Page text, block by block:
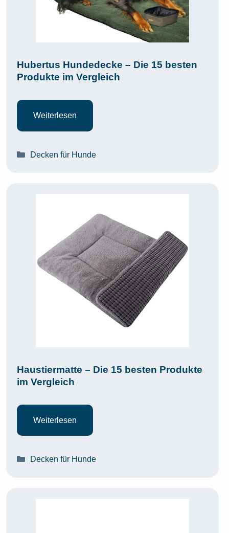
Hubertus Hundedecke – Die 15 besten
Produkte im Vergleich
Weiterlesen
Kategorien
Decken für Hunde
Haustiermatte – Die 15 besten Produkte
im Vergleich
Weiterlesen
Kategorien
Decken für Hunde